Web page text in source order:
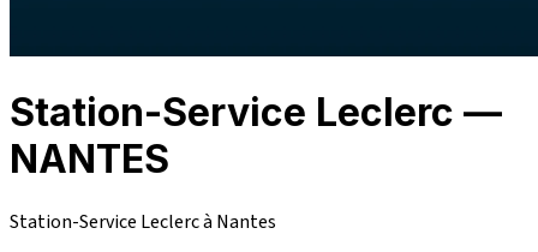
Station-Service Leclerc —
NANTES
Station-Service Leclerc à Nantes